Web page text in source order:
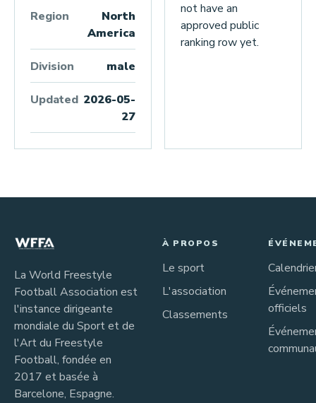
Region
North
America
Division male
Updated 2026-05-
27
not have an
approved public
ranking row yet.
La World Freestyle
Football Association est
l'instance dirigeante
mondiale du Sport et de
l'Art du Freestyle
Football, fondée en
2017 et basée à
Barcelone, Espagne.
À PROPOS
Le sport
L'association
Classements
officiels